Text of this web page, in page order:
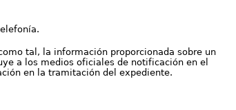
tal, la información proporcionada sobre un
a los medios oficiales de notificación en el
en la tramitación del expediente.